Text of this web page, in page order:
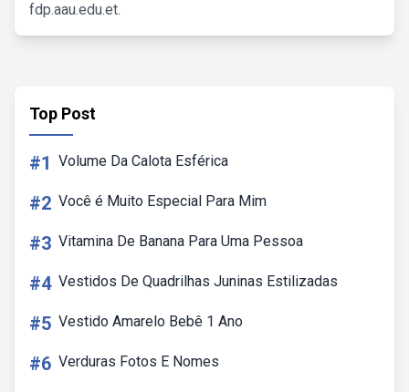
fdp.aau.edu.et.
Top Post
#1 Volume Da Calota Esférica
#2 Você é Muito Especial Para Mim
#3 Vitamina De Banana Para Uma Pessoa
#4 Vestidos De Quadrilhas Juninas Estilizadas
#5 Vestido Amarelo Bebê 1 Ano
#6 Verduras Fotos E Nomes